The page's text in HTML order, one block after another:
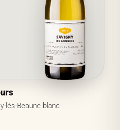
lès-Beaune blanc